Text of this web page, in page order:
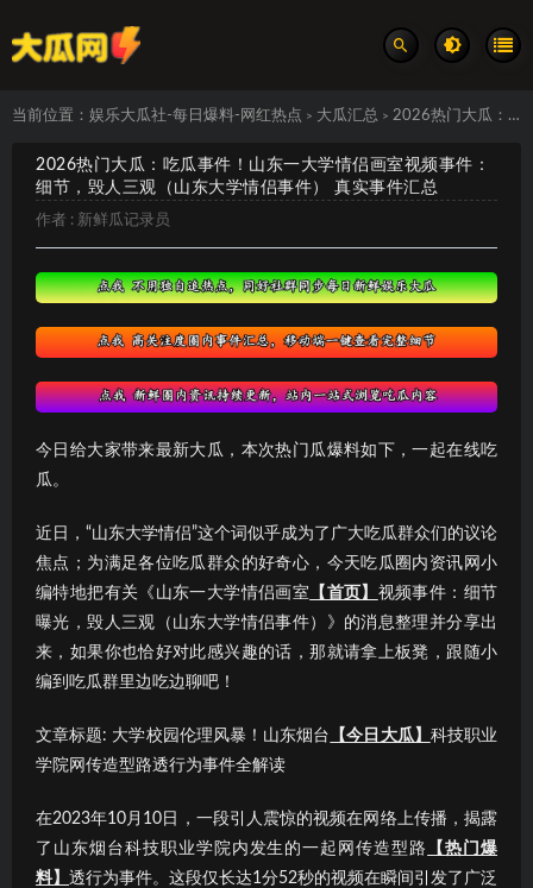
当前位置： 娱乐大瓜社-每日爆料-网红热点 > 大瓜汇总 > 2026热门大瓜：吃瓜事件！山东一大学情侣画室视频事件：细节，毁人三观（山东大学情侣事件） 真实事件汇总
2026热门大瓜：吃瓜事件！山东一大学情侣画室视频事件：
细节，毁人三观（山东大学情侣事件） 真实事件汇总
作者 : 新鲜瓜记录员
今日给大家带来最新大瓜，本次热门瓜爆料如下，一起在线吃
瓜。
近日，“山东大学情侣”这个词似乎成为了广大吃瓜群众们的议论
焦点；为满足各位吃瓜群众的好奇心，今天吃瓜圈内资讯网小
编特地把有关《山东一大学情侣画室 【首页】 视频事件：细节
曝光，毁人三观（山东大学情侣事件）》的消息整理并分享出
来，如果你也恰好对此感兴趣的话，那就请拿上板凳，跟随小
编到吃瓜群里边吃边聊吧！
文章标题: 大学校园伦理风暴！山东烟台 【今日大瓜】 科技职业
学院网传造型路透行为事件全解读
在2023年10月10日，一段引人震惊的视频在网络上传播，揭露
了山东烟台科技职业学院内发生的一起网传造型路
【热门爆
料】 透行为事件。这段仅长达1分52秒的视频在瞬间引发了广泛